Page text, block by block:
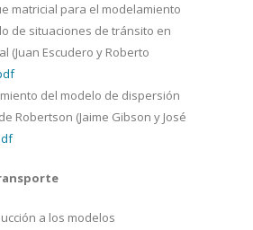
matricial para el modelamiento
de situaciones de tránsito en
(Juan Escudero y Roberto
del modelo de dispersión
Robertson (Jaime Gibson y José
a los modelos